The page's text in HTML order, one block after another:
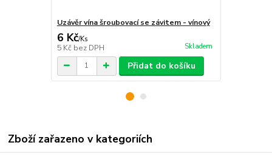
Uzávěr vína šroubovací se závitem - vínový
6 Kč/Ks
5 Kč bez DPH Skladem
Přidat do košíku
Zboží zařazeno v kategoriích